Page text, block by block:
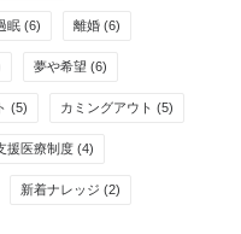
眠 (6) 離婚 (6)
夢や希望 (6)
(5) カミングアウト (5)
援医療制度 (4)
新着ナレッジ (2)